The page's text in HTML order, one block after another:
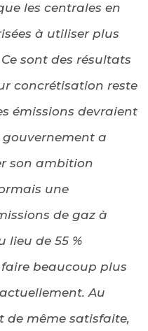
les centrales en
à utiliser plus
sont des résultats
concrétisation reste
émissions devraient
gouvernement a
son ambition
une
de gaz à
lieu de 55 %
beaucoup plus
Au
de même satisfaite,